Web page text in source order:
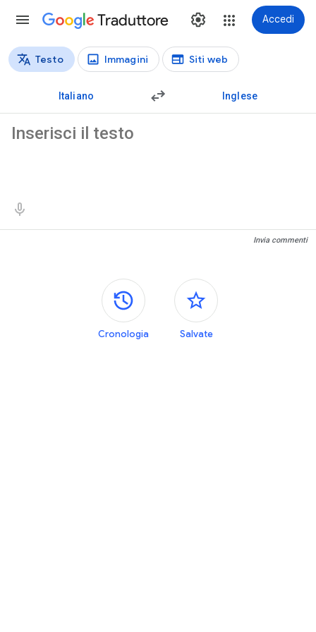
Traduttore Accedi
Tipi di traduzione
Testo Immagini Siti web
Italiano Inglese
Invia commenti
Riquadri laterali
Cronologia Salvate